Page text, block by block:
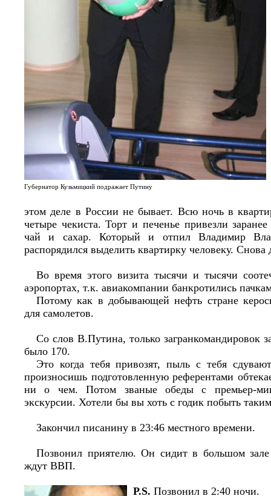
Губернатор Кузьмицкий подражает Путину
этом деле в России не бывает. Всю ночь в
четыре чекиста. Торт и печенье привезли
чай и сахар. Который и отпил Владимир
распорядился выделить квартирку человеку.
Во время этого визита тысячи и тысячи
аэропортах, т.к. авиакомпании банкротились
Потому как в добывающей нефть стране
для самолетов.
Со слов В.Путина, только загранкомандировок
было 170.
Это когда тебя привозят, пыль с тебя
произносишь подготовленную референтами
ни о чем. Потом званые обеды с премьер-
экскурсии. Хотели бы вы хоть с годик побыть
Закончил писанину в 23:46 местного времени.
Позвонил приятелю. Он сидит в большом зале
ждут ВВП.
P.S. Позвонил в 2:40 ночи.